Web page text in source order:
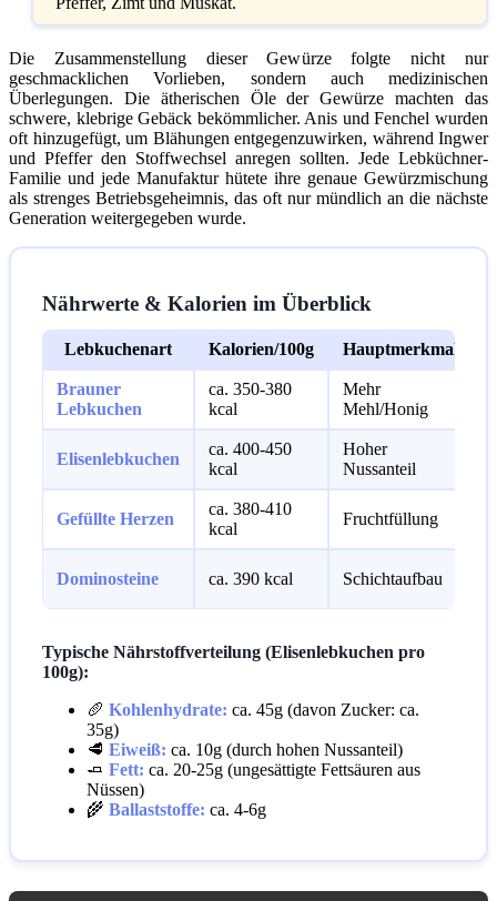
Die Zusammenstellung dieser Gewürze folgte nicht nur
geschmacklichen Vorlieben, sondern auch medizinischen
Überlegungen. Die ätherischen Öle der Gewürze machten das
schwere, klebrige Gebäck bekömmlicher. Anis und Fenchel wurden
oft hinzugefügt, um Blähungen entgegenzuwirken, während Ingwer
und Pfeffer den Stoffwechsel anregen sollten. Jede Lebküchner-
Familie und jede Manufaktur hütete ihre genaue Gewürzmischung
als strenges Betriebsgeheimnis, das oft nur mündlich an die nächste
Generation weitergegeben wurde.
Nährwerte & Kalorien im Überblick
Lebkuchenart Kalorien/100g Hauptmerkmal
Brauner
Lebkuchen
ca. 350-380
kcal
Mehr
Mehl/Honig
Elisenlebkuchen
ca. 400-450
kcal
Hoher
Nussanteil
Gefüllte Herzen
ca. 380-410
kcal
Fruchtfüllung
Dominosteine ca. 390 kcal Schichtaufbau
Typische Nährstoffverteilung (Elisenlebkuchen pro
100g):
🥖 Kohlenhydrate: ca. 45g (davon Zucker: ca.
35g)
🥩 Eiweiß: ca. 10g (durch hohen Nussanteil)
🧈 Fett: ca. 20-25g (ungesättigte Fettsäuren aus
Nüssen)
🌾 Ballaststoffe: ca. 4-6g